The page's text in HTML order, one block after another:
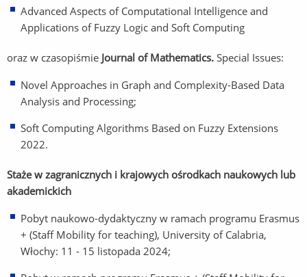
Advanced Aspects of Computational Intelligence and
Applications of Fuzzy Logic and Soft Computing
oraz w czasopiśmie Journal of Mathematics. Special Issues:
Novel Approaches in Graph and Complexity-Based Data
Analysis and Processing;
Soft Computing Algorithms Based on Fuzzy Extensions
2022.
Staże w zagranicznych i krajowych ośrodkach naukowych lub
akademickich
Pobyt naukowo-dydaktyczny w ramach programu Erasmus
+ (Staff Mobility for teaching), University of Calabria,
Włochy: 11 - 15 listopada 2024;